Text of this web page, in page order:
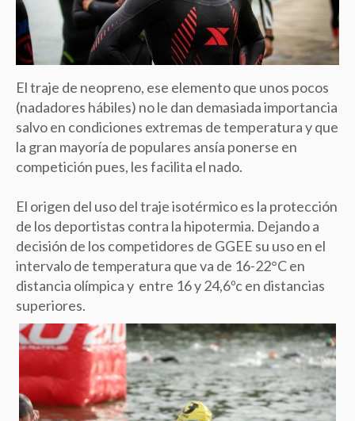
El traje de neopreno, ese elemento que unos pocos
(nadadores hábiles) no le dan demasiada importancia
salvo en condiciones extremas de temperatura y que
la gran mayoría de populares ansía ponerse en
competición pues, les facilita el nado.
El origen del uso del traje isotérmico es la protección
de los deportistas contra la hipotermia. Dejando a
decisión de los competidores de GGEE su uso en el
intervalo de temperatura que va de 16-22°C en
distancia olímpica y entre 16 y 24,6ºc en distancias
superiores.